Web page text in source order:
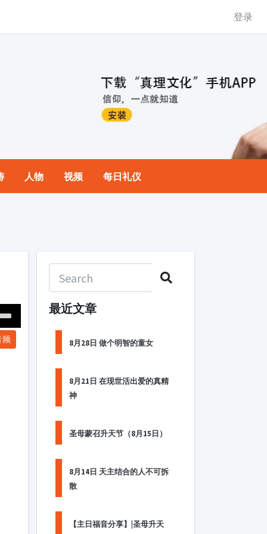
登录
人物 视频 每日礼仪
频
最近文章
8月28日 做个明智的童女
8月21日 在现世活出爱的真精
神
圣母蒙召升天节（8月15日）
8月14日 天主结合的人不可拆
散
【主日福音分享】|圣母升天